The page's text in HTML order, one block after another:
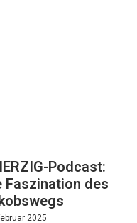
Podcast:
Faszination des
2025